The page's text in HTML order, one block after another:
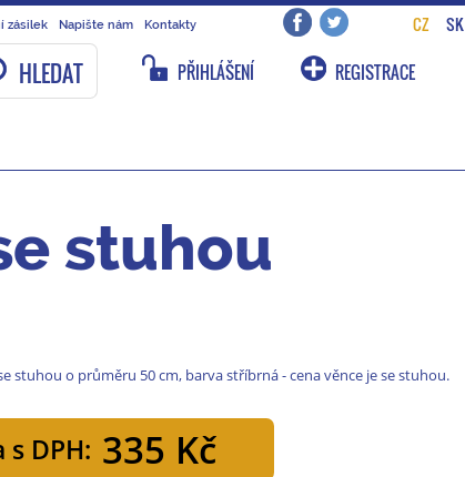
zásilek Napište nám Kontakty CZ SK
HLEDAT PŘIHLÁŠENÍ REGISTRACE
stuhou
stuhou o průměru 50 cm, barva stříbrná - cena věnce je se stuhou.
s DPH: 335 Kč